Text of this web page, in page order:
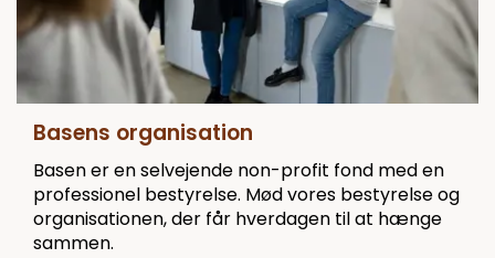
Basens organisation
Basen er en selvejende non-profit fond med en
professionel bestyrelse. Mød vores bestyrelse og
organisationen, der får hverdagen til at hænge
sammen.